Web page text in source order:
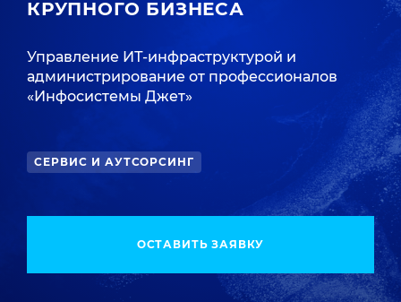
КРУПНОГО БИЗНЕСА
Управление ИТ-инфраструктурой и
администрирование от профессионалов
«Инфосистемы Джет»
СЕРВИС И АУТСОРСИНГ
ОСТАВИТЬ ЗАЯВКУ